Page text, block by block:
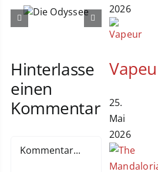
Die
Ältern
Hinterlasse
einen
Kommentar
2026
25.
Mai
2026